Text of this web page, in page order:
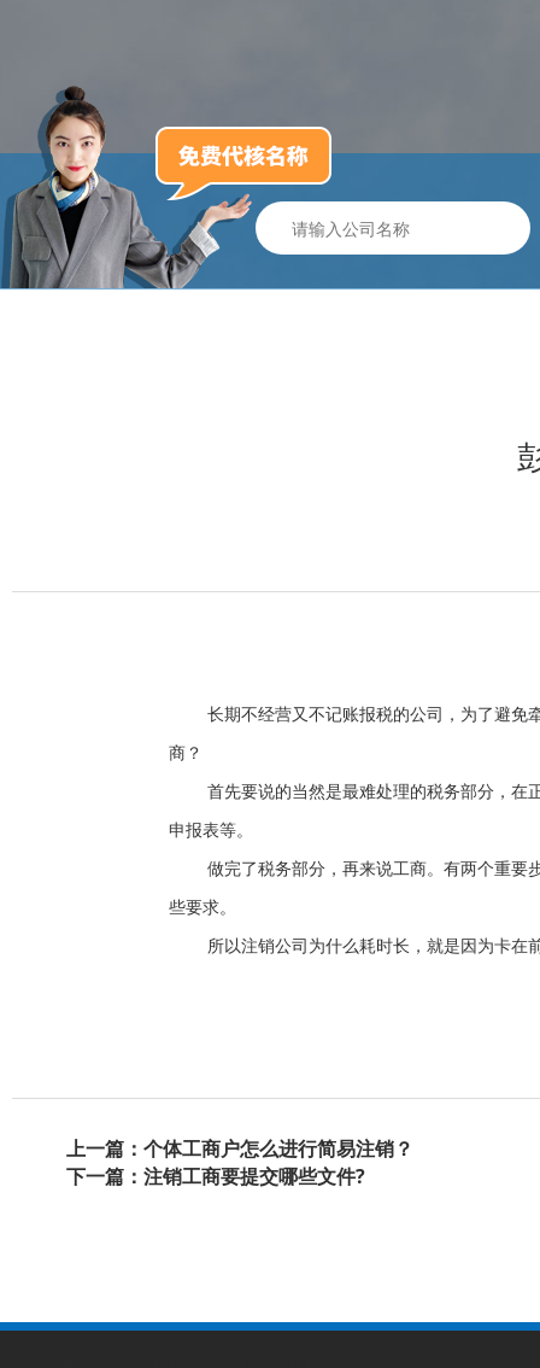
长期不经营又不记账报税的公司，为了避免
商？
首先要说的当然是最难处理的税务部分，在
申报表等。
做完了税务部分，再来说工商。有两个重要
些要求。
所以注销公司为什么耗时长，就是因为卡在
上一篇：个体工商户怎么进行简易注销？
下一篇：注销工商要提交哪些文件?